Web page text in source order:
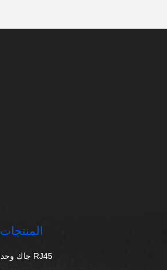
المنتجات
RJ45 جاك وحدات